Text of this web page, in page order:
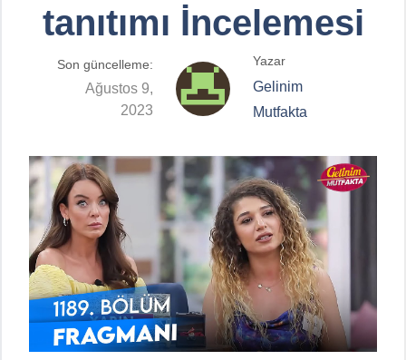
tanıtımı İncelemesi
Son güncelleme:
Ağustos 9,
2023
Yazar
Gelinim
Mutfakta